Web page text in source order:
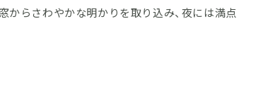
らさわやかな明かりを取り込み、夜には満点